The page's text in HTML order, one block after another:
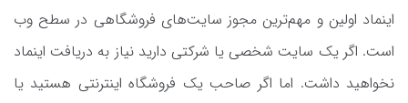
اینماد اولین و مهم‌ترین مجوز سایت‌های فروشگاهی در سطح وب
است. اگر یک سایت شخصی یا شرکتی دارید نیاز به دریافت اینماد
نخواهید داشت. اما اگر صاحب یک فروشگاه اینترنتی هستید یا